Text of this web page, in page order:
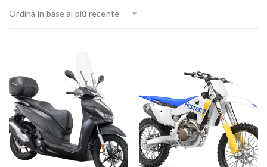
Ordina in base al più recente